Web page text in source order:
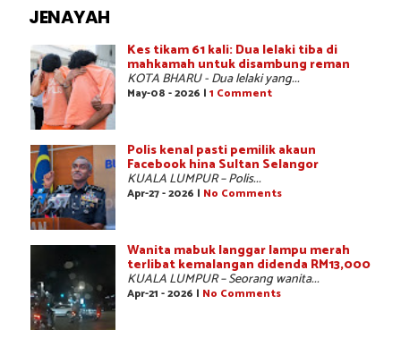
JENAYAH
Kes tikam 61 kali: Dua lelaki tiba di
mahkamah untuk disambung reman
KOTA BHARU - Dua lelaki yang...
May-08 - 2026 | 1 Comment
Polis kenal pasti pemilik akaun
Facebook hina Sultan Selangor
KUALA LUMPUR – Polis...
Apr-27 - 2026 | No Comments
Wanita mabuk langgar lampu merah
terlibat kemalangan didenda RM13,000
KUALA LUMPUR – Seorang wanita...
Apr-21 - 2026 | No Comments